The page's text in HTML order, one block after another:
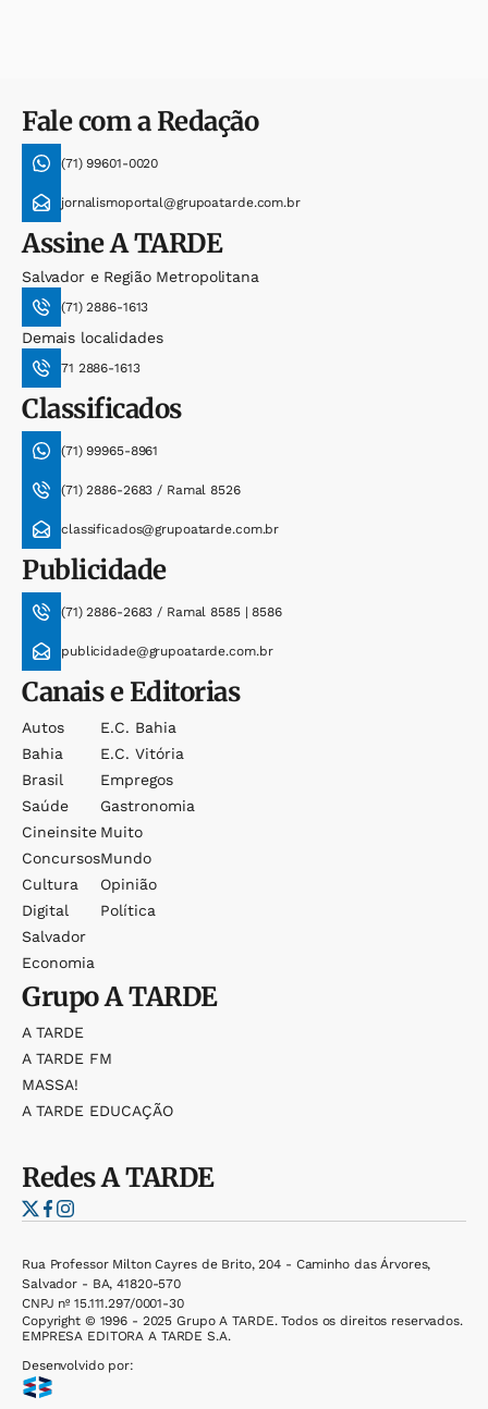
Fale com a Redação
(71) 99601-0020
jornalismoportal@grupoatarde.com.br
AssineA TARDE
Salvador e Região Metropolitana
(71) 2886-1613
Demais localidades
71 2886-1613
Classificados
(71) 99965-8961
(71) 2886-2683 / Ramal 8526
classificados@grupoatarde.com.br
Publicidade
(71) 2886-2683 / Ramal 8585 | 8586
publicidade@grupoatarde.com.br
Canais e Editorias
Autos
Bahia
Brasil
Saúde
Cineinsite
Concursos
Cultura
Digital
Salvador
Economia
E.c. Bahia
E.c. Vitória
Empregos
Gastronomia
Muito
Mundo
Opinião
Política
GrupoA TARDE
A TARDE
A TARDE FM
MASSA!
A TARDE EDUCAÇÃO
RedesA TARDE
Rua Professor Milton Cayres de Brito, 204 - Caminho das Árvores,
Salvador - BA, 41820-570
CNPJ nº 15.111.297/0001-30
Copyright © 1996 - 2025 Grupo A TARDE. Todos os direitos reservados.
EMPRESA EDITORA A TARDE S.A.
Desenvolvido por: